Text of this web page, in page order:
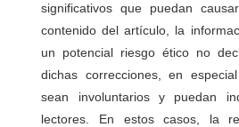
significativos que puedan
contenido del artículo, la
un potencial riesgo ético no
dichas correcciones, en
sean involuntarios y puedan
lectores. En estos casos, la